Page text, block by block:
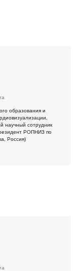
образования и
научный сотрудник
РОПНИЗ по
Россия)